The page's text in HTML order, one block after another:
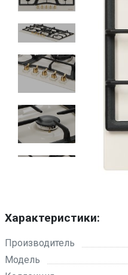
Характеристики:
Производитель
Модель